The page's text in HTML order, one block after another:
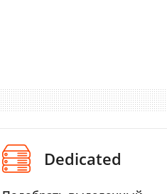
Dedicated